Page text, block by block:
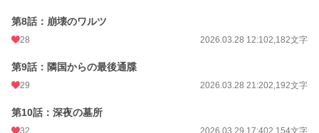
第8話：崩壊のワルツ
28 2026.03.28 12:102,182文字
第9話：隣国からの最後通牒
29 2026.03.28 21:202,192文字
第10話：深夜の墓所
32 2026.03.29 17:402,154文字